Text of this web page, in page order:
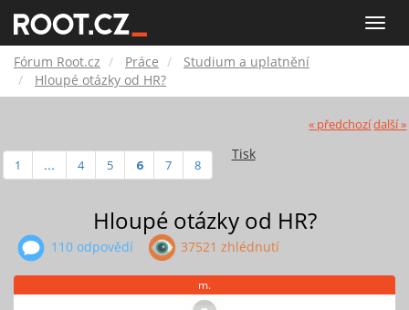
Toggle
Root.cz
Fórum Root.cz Práce
Studium a uplatnění
Hloupé otázky od HR?
« předchozídalší »
Tisk
1 ... 4 5 6 7 8
Hloupé otázky od HR?
110 odpovědí 37521 zhlédnutí
m.